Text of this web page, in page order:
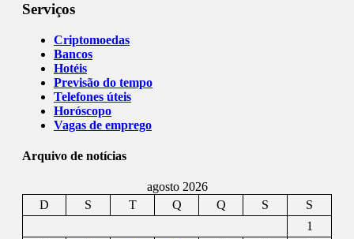
Serviços
Criptomoedas
Bancos
Hotéis
Previsão do tempo
Telefones úteis
Horóscopo
Vagas de emprego
Arquivo de notícias
agosto 2026
D
S T Q Q S
S
1